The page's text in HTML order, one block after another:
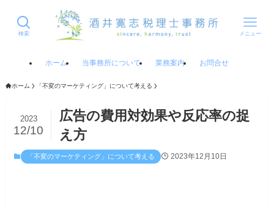
検索 メニュー
ホーム 当事務所について 業務案内 お問合せ
ホーム 「不変のマーケティング」について考える
広告の費用対効果や反応率の捉
え方
2023
12/10
「不変のマーケティング」について考える 2023年12月10日